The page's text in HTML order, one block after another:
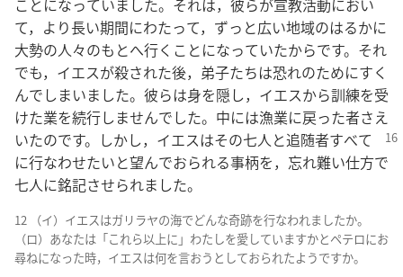
て，より長い期間にわたって，ずっと広い地域のはるかに
大勢の人々のもとへ行くことになっていたからです。それ
でも，イエスが殺された後，弟子たちは恐れのためにすく
んでしまいました。彼らは身を隠し，イエスから訓練を受
けた業を続行しませんでした。中には漁業に戻った者さえ
いたのです。しかし，イエスはその七人と追随者すべて
に行なわせたいと望んでおられる事柄を，忘れ難い仕方で
七人に銘記させられました。
12 （イ）イエスはガリラヤの海でどんな奇跡を行なわれましたか。
（ロ）あなたは「これら以上に」わたしを愛していますかとペテロにお
尋ねになった時，イエスは何を言おうとしておられたようですか。